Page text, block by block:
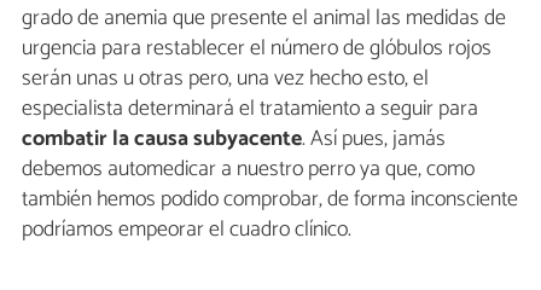
grado de anemia que presente el animal las medidas de
urgencia para restablecer el número de glóbulos rojos
serán unas u otras pero, una vez hecho esto, el
especialista determinará el tratamiento a seguir para
combatir la causa subyacente. Así pues, jamás
debemos automedicar a nuestro perro ya que, como
también hemos podido comprobar, de forma inconsciente
podríamos empeorar el cuadro clínico.